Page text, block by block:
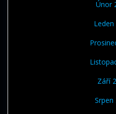
Únor
Září
Srpen